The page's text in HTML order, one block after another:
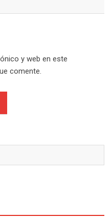
y web en este
comente.